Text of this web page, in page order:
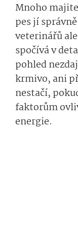
Mnoho
pes jí
veterinářů
spočívá v
pohled
krmivo, ani
nestačí,
faktorům
energie.